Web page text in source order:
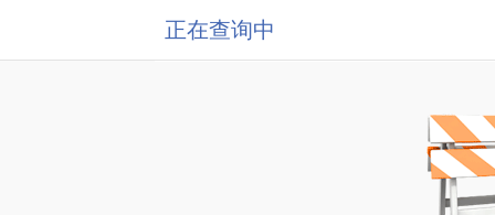
正在查询中